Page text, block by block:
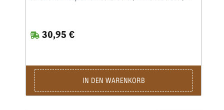
einsetzbar, neues Justieren entfällt.Adapter mit einer
Vierteldrehung auf der Presse arretieren und schon können
30,95 €
IN DEN WARENKORB